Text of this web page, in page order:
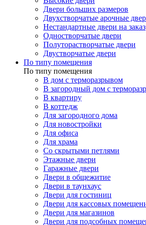
Двери больших размеров
Двухстворчатые арочные
Нестандартные двери на заказ
Одностворчатые двери
Полуторастворчатые двери
Двустворчатые двери
По типу помещения
По типу помещения
В дом с терморазрывом
В загородный дом с
В квартиру
В коттедж
Для загородного дома
Для новостройки
Для офиса
Для храма
Со скрытыми петлями
Этажные двери
Гаражные двери
Двери в общежитие
Двери в таунхаус
Двери для гостиниц
Двери для кассовых
Двери для магазинов
Двери для подсобных